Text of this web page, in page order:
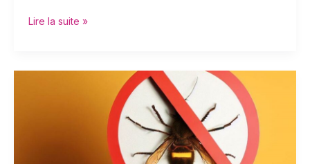
Lire la suite »